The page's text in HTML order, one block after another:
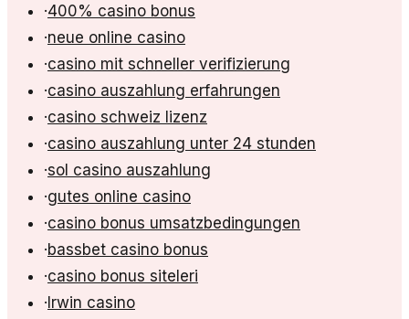
·400% casino bonus
·neue online casino
·casino mit schneller verifizierung
·casino auszahlung erfahrungen
·casino schweiz lizenz
·casino auszahlung unter 24 stunden
·sol casino auszahlung
·gutes online casino
·casino bonus umsatzbedingungen
·bassbet casino bonus
·casino bonus siteleri
· Irwin casino